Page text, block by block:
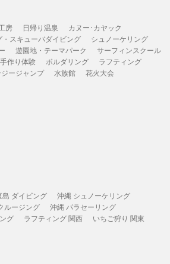
房 日帰り温泉
カヌー･カヤック
・スキューバダイビング
シュノーケリング
遊園地・テーマパーク
サーフィンスクール
作り体験
ボルダリング
ラフティング
ージャンプ
水族館 花火大会
島 ダイビング
沖縄 シュノーケリング
ルージング
沖縄 パラセーリング
グ
ラフティング 関西 いちご狩り 関東